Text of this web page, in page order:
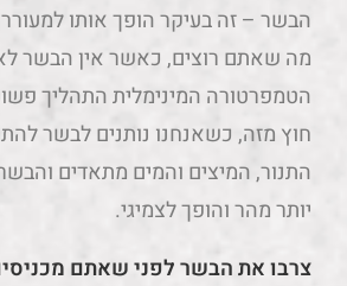
הבשר – זה בעיקר הופך אותו למעורר
מה שאתם רוצים, כאשר אין הבשר
הטמפרטורה המינימלית התהליך
חוץ מזה, כשאנחנו נותנים לבשר
התנור, המיצים והמים מתאדים
יותר מהר והופך לצמיגי.
צרבו את הבשר לפני שאתם